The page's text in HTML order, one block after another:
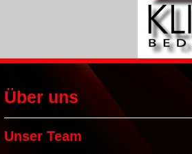
Über uns
Unser Team